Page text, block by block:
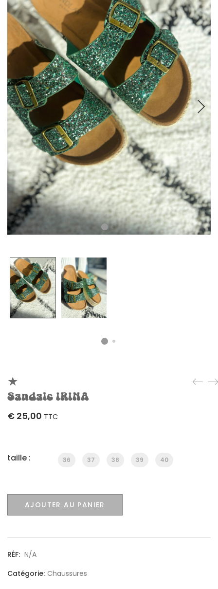
Sandale IRINA
€ 25,00 TTC
taille : 36 37 38 39 40
AJOUTER AU PANIER
RÉF: N/A
Catégorie: Chaussures